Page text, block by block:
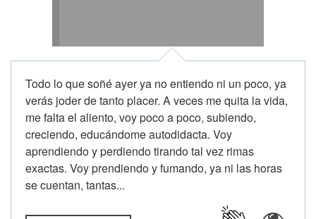
Todo lo que soñé ayer ya no entiendo ni un poco, ya
verás joder de tanto placer. A veces me quita la vida,
me falta el aliento, voy poco a poco, subiendo,
creciendo, educándome autodidacta. Voy
aprendiendo y perdiendo tirando tal vez rimas
exactas. Voy prendiendo y fumando, ya ni las horas
se cuentan, tantas...